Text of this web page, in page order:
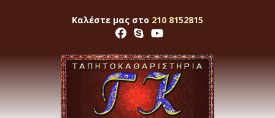
Καλέστε μας στο 210 8152815